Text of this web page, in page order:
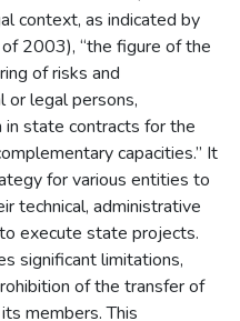
context, as indicated by
2003), “the figure of the
of risks and
or legal persons,
in state contracts for the
capacities.” It
for various entities to
technical, administrative
execute state projects.
significant limitations,
of the transfer of
members. This